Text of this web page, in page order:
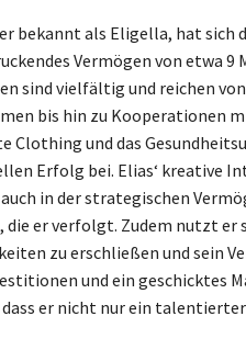
bekannt als Eligella, hat sich
Vermögen von etwa 9
sind vielfältig und reichen
bis hin zu Kooperationen
Clothing und das
Erfolg bei. Elias‘ kreative
in der strategischen
die er verfolgt. Zudem nutzt
zu erschließen und sein
und ein geschicktes
er nicht nur ein